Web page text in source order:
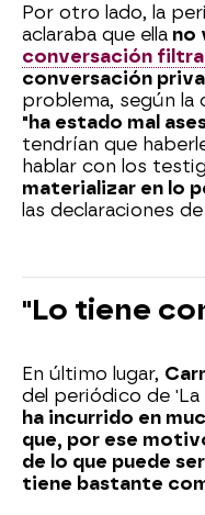
Por otro lado, la
aclaraba que ella no
conversación
conversación
problema, según la
"ha estado mal
tendrían que
hablar con los
materializar en lo
las declaraciones
"Lo tiene
En último lugar,
del periódico de 'La
ha incurrido en
que, por ese
de lo que puede
tiene bastante